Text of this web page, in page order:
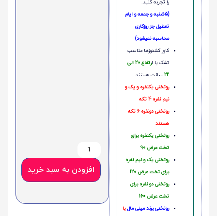
را تجربه کنید.
(5شنبه و جمعه و ایام
تعطیل جز روزکاری
محاسبه نمیشود)
کاور کشدوزها مناسب
تشک با ا
رتفاع 20 الی
22 سانت هستند
روتختی یکنفره و یک و
نیم نفره 4 تکه
روتختی دونفره 6 تکه
هستند
روتختی یکنفره برای
تخت عرض 90
روتختی یک و نیم نفره
برای تخت عرض 120
روتختی دو نفره برای
تخت عرض 160
روتختی‌ برند مینی مالبا
افزودن به سبد خرید